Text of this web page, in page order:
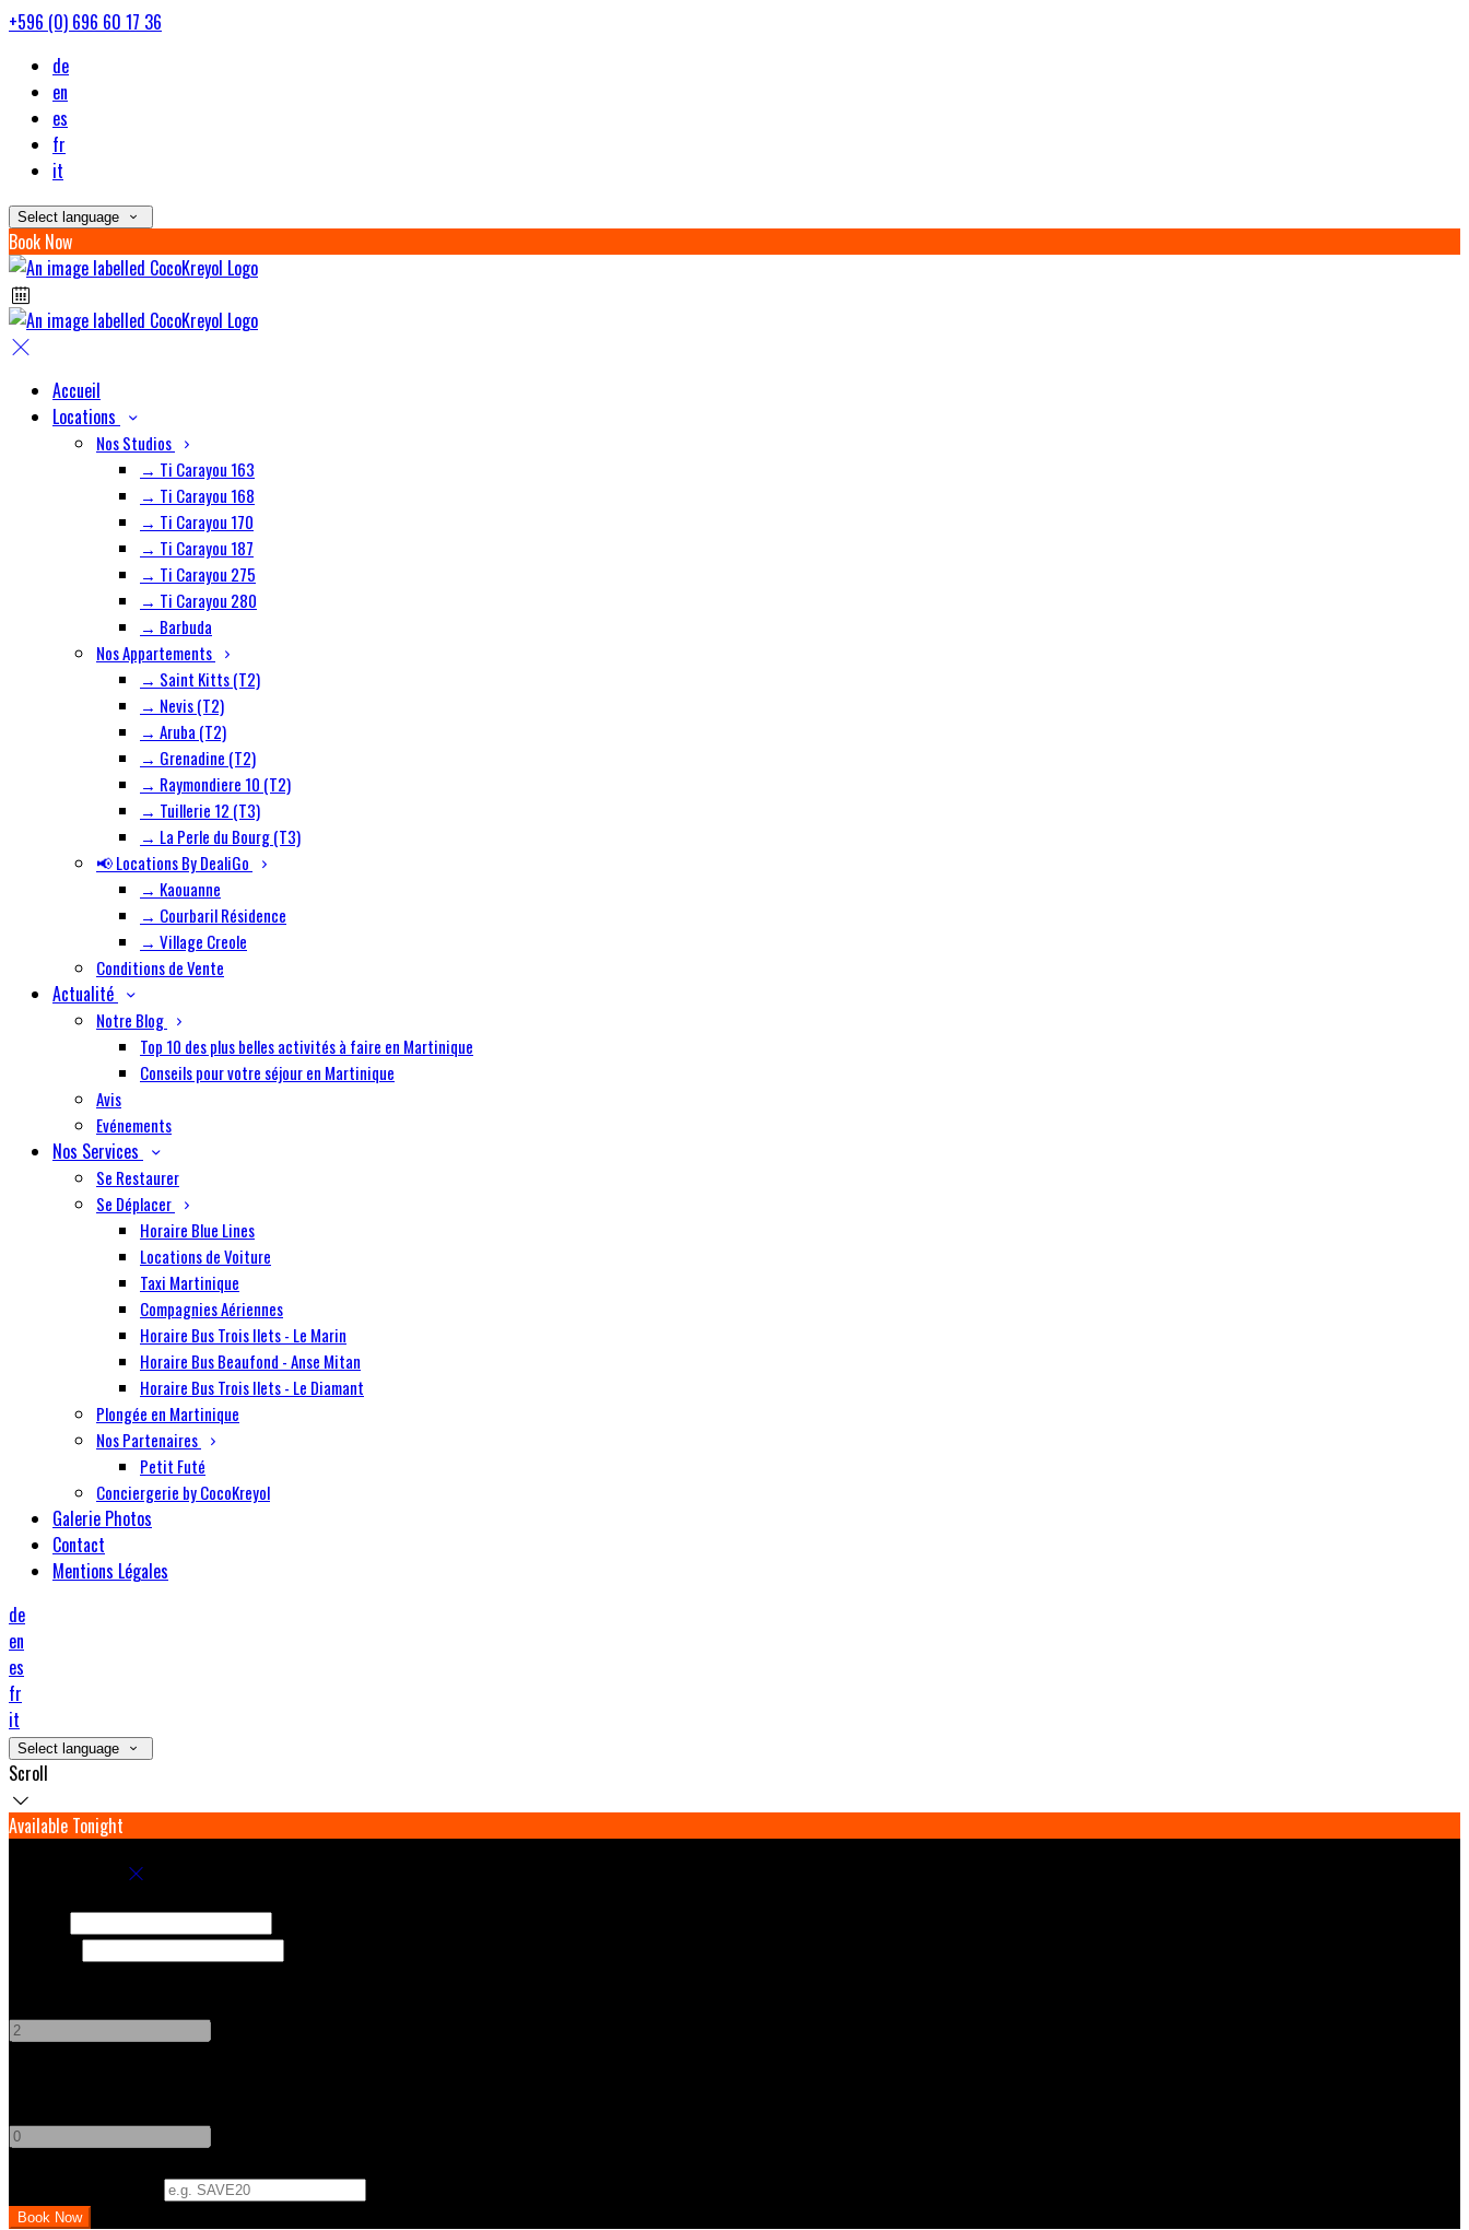
+596 (0) 696 60 17 36
de
en
es
fr
it
Select language
Book Now
Accueil
Locations
Nos Studios
→ Ti Carayou 163
→ Ti Carayou 168
→ Ti Carayou 170
→ Ti Carayou 187
→ Ti Carayou 275
→ Ti Carayou 280
→ Barbuda
Nos Appartements
→ Saint Kitts (T2)
→ Nevis (T2)
→ Aruba (T2)
→ Grenadine (T2)
→ Raymondiere 10 (T2)
→ Tuillerie 12 (T3)
→ La Perle du Bourg (T3)
📢 Locations By DealiGo
→ Kaouanne
→ Courbaril Résidence
→ Village Creole
Conditions de Vente
Actualité
Notre Blog
Top 10 des plus belles activités à faire en Martinique
Conseils pour votre séjour en Martinique
Avis
Evénements
Nos Services
Se Restaurer
Se Déplacer
Horaire Blue Lines
Locations de Voiture
Taxi Martinique
Compagnies Aériennes
Horaire Bus Trois Ilets - Le Marin
Horaire Bus Beaufond - Anse Mitan
Horaire Bus Trois Ilets - Le Diamant
Plongée en Martinique
Nos Partenaires
Petit Futé
Conciergerie by CocoKreyol
Galerie Photos
Contact
Mentions Légales
de
en
es
fr
it
Select language
Scroll
Available Tonight